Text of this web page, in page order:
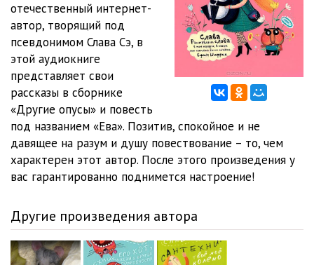
009 - Eva - Chapter03 - 01 12:30
010 - Eva - Chapter03 - 02 12:30
011 - Eva - Chapter04 - 00
012 - Eva - Chapter04 - 01
013 - Eva - Chapter04 - 02
014 - Eva - Chapter04 - 03 07:27
015 - Eva - Chapter04 - 04
016 - Eva - Chapter05 - 00
017 - Eva - Chapter05 - 01
отечественный интернет-
автор, творящий под
псевдонимом Слава Сэ, в
этой аудиокниге
представляет свои
рассказы в сборнике
«Другие опусы» и повесть
под названием «Ева». Позитив, спокойное и не
давящее на разум и душу повествование – то, чем
характерен этот автор. После этого произведения у
вас гарантированно поднимется настроение!
Другие произведения автора